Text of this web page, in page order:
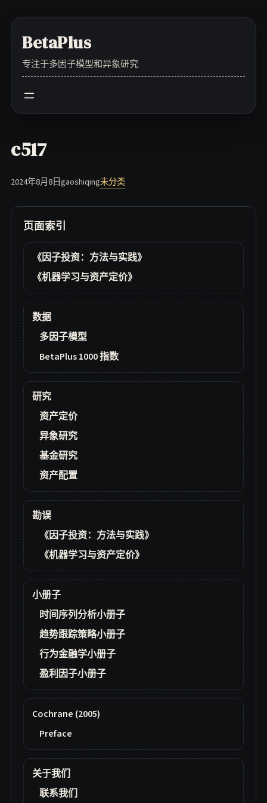
contentBetaPlus
专注于多因子模型和异象研究
c517
2024年8月8日gaoshiqing未分类
页面索引
《因子投资：方法与实践》
《机器学习与资产定价》
数据
多因子模型
BetaPlus 1000 指数
研究
资产定价
异象研究
基金研究
资产配置
勘误
《因子投资：方法与实践》
《机器学习与资产定价》
小册子
时间序列分析小册子
趋势跟踪策略小册子
行为金融学小册子
盈利因子小册子
Cochrane (2005)
Preface
关于我们
联系我们